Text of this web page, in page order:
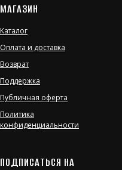
МАГАЗИН
Каталог
Оплата и доставка
Возврат
Поддержка
Публичная оферта
Политика
конфиденциальности
ПОДПИСАТЬСЯ НА